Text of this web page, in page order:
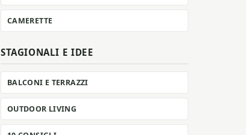
CAMERETTE
STAGIONALI E IDEE
BALCONI E TERRAZZI
OUTDOOR LIVING